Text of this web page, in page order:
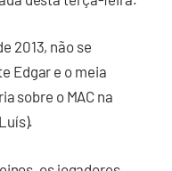
2013, não se
Edgar e o meia
sobre o MAC na